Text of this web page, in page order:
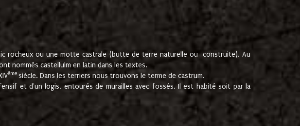
rocheux ou une motte castrale (butte de terre naturelle ou construite). Au
nommés castellulm en latin dans les textes.
ème siècle. Dans les terriers nous trouvons le terme de castrum.
et d'un logis, entourés de murailles avec fossés. Il est habité soit par la